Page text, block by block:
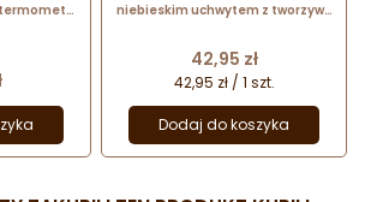
termometr
niebieskim uchwytem z tworzywa
68675 Thermohauser
Cena
42,95 zł
42,95 zł / 1 szt.
Dodaj do koszyka